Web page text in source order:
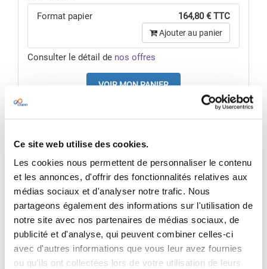
Ce site web utilise des cookies.
Les cookies nous permettent de personnaliser le contenu
et les annonces, d'offrir des fonctionnalités relatives aux
médias sociaux et d'analyser notre trafic. Nous
partageons également des informations sur l'utilisation de
notre site avec nos partenaires de médias sociaux, de
publicité et d'analyse, qui peuvent combiner celles-ci
avec d'autres informations que vous leur avez fournies
ou qu'ils ont collectées lors de votre utilisation de leurs
Format papier 164,80 € TTC
Ajouter au panier
Consulter le détail de nos offres
VOIR MON PANIER
RÉSUMÉ
Économisez en achetant ce pack à 164,80 € au
lieu de206 €
Contenu du pack:
- 1 exemplaire de
Gestion de crise
Optimiser son organisation, intégrer le facteur
humain
Consulter l'ouvrage